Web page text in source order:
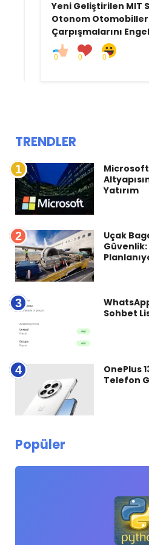
Yeni Geliştirilen MIT
Otonom
Çarpışmalarını
0 0 0
TRENDLER
1
Yatırım
2
Uçak
Güvenlik:
3
Sohbet
4
OnePlus
Telefon
Popüler